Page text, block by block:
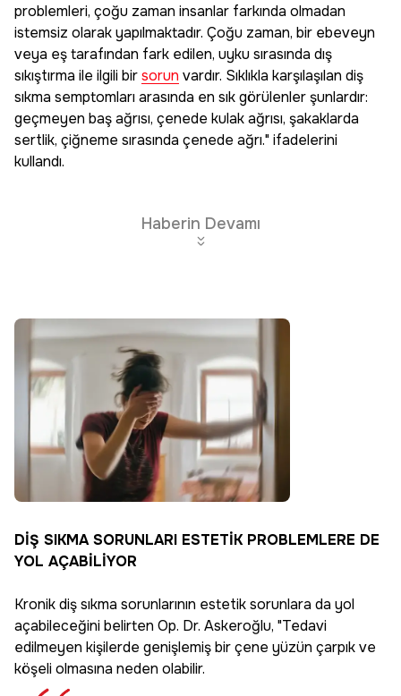
problemleri, çoğu zaman insanlar farkında olmadan
istemsiz olarak yapılmaktadır. Çoğu zaman, bir ebeveyn
veya eş tarafından fark edilen, uyku sırasında dış
sıkıştırma ile ilgili birsorun vardır. Sıklıkla karşılaşılan diş
sıkma semptomları arasında en sık görülenler şunlardır:
geçmeyen baş ağrısı, çenede kulak ağrısı, şakaklarda
sertlik, çiğneme sırasında çenede ağrı." ifadelerini
kullandı.
Haberin Devamı
DİŞ SIKMA SORUNLARI ESTETİK PROBLEMLERE DE
YOL AÇABİLİYOR
Kronik diş sıkma sorunlarının estetik sorunlara da yol
açabileceğini belirten Op. Dr. Askeroğlu, "Tedavi
edilmeyen kişilerde genişlemiş bir çene yüzün çarpık ve
köşeli olmasına neden olabilir.